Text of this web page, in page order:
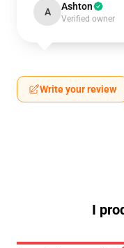
A Ashton
Verified owner
Write your review
I